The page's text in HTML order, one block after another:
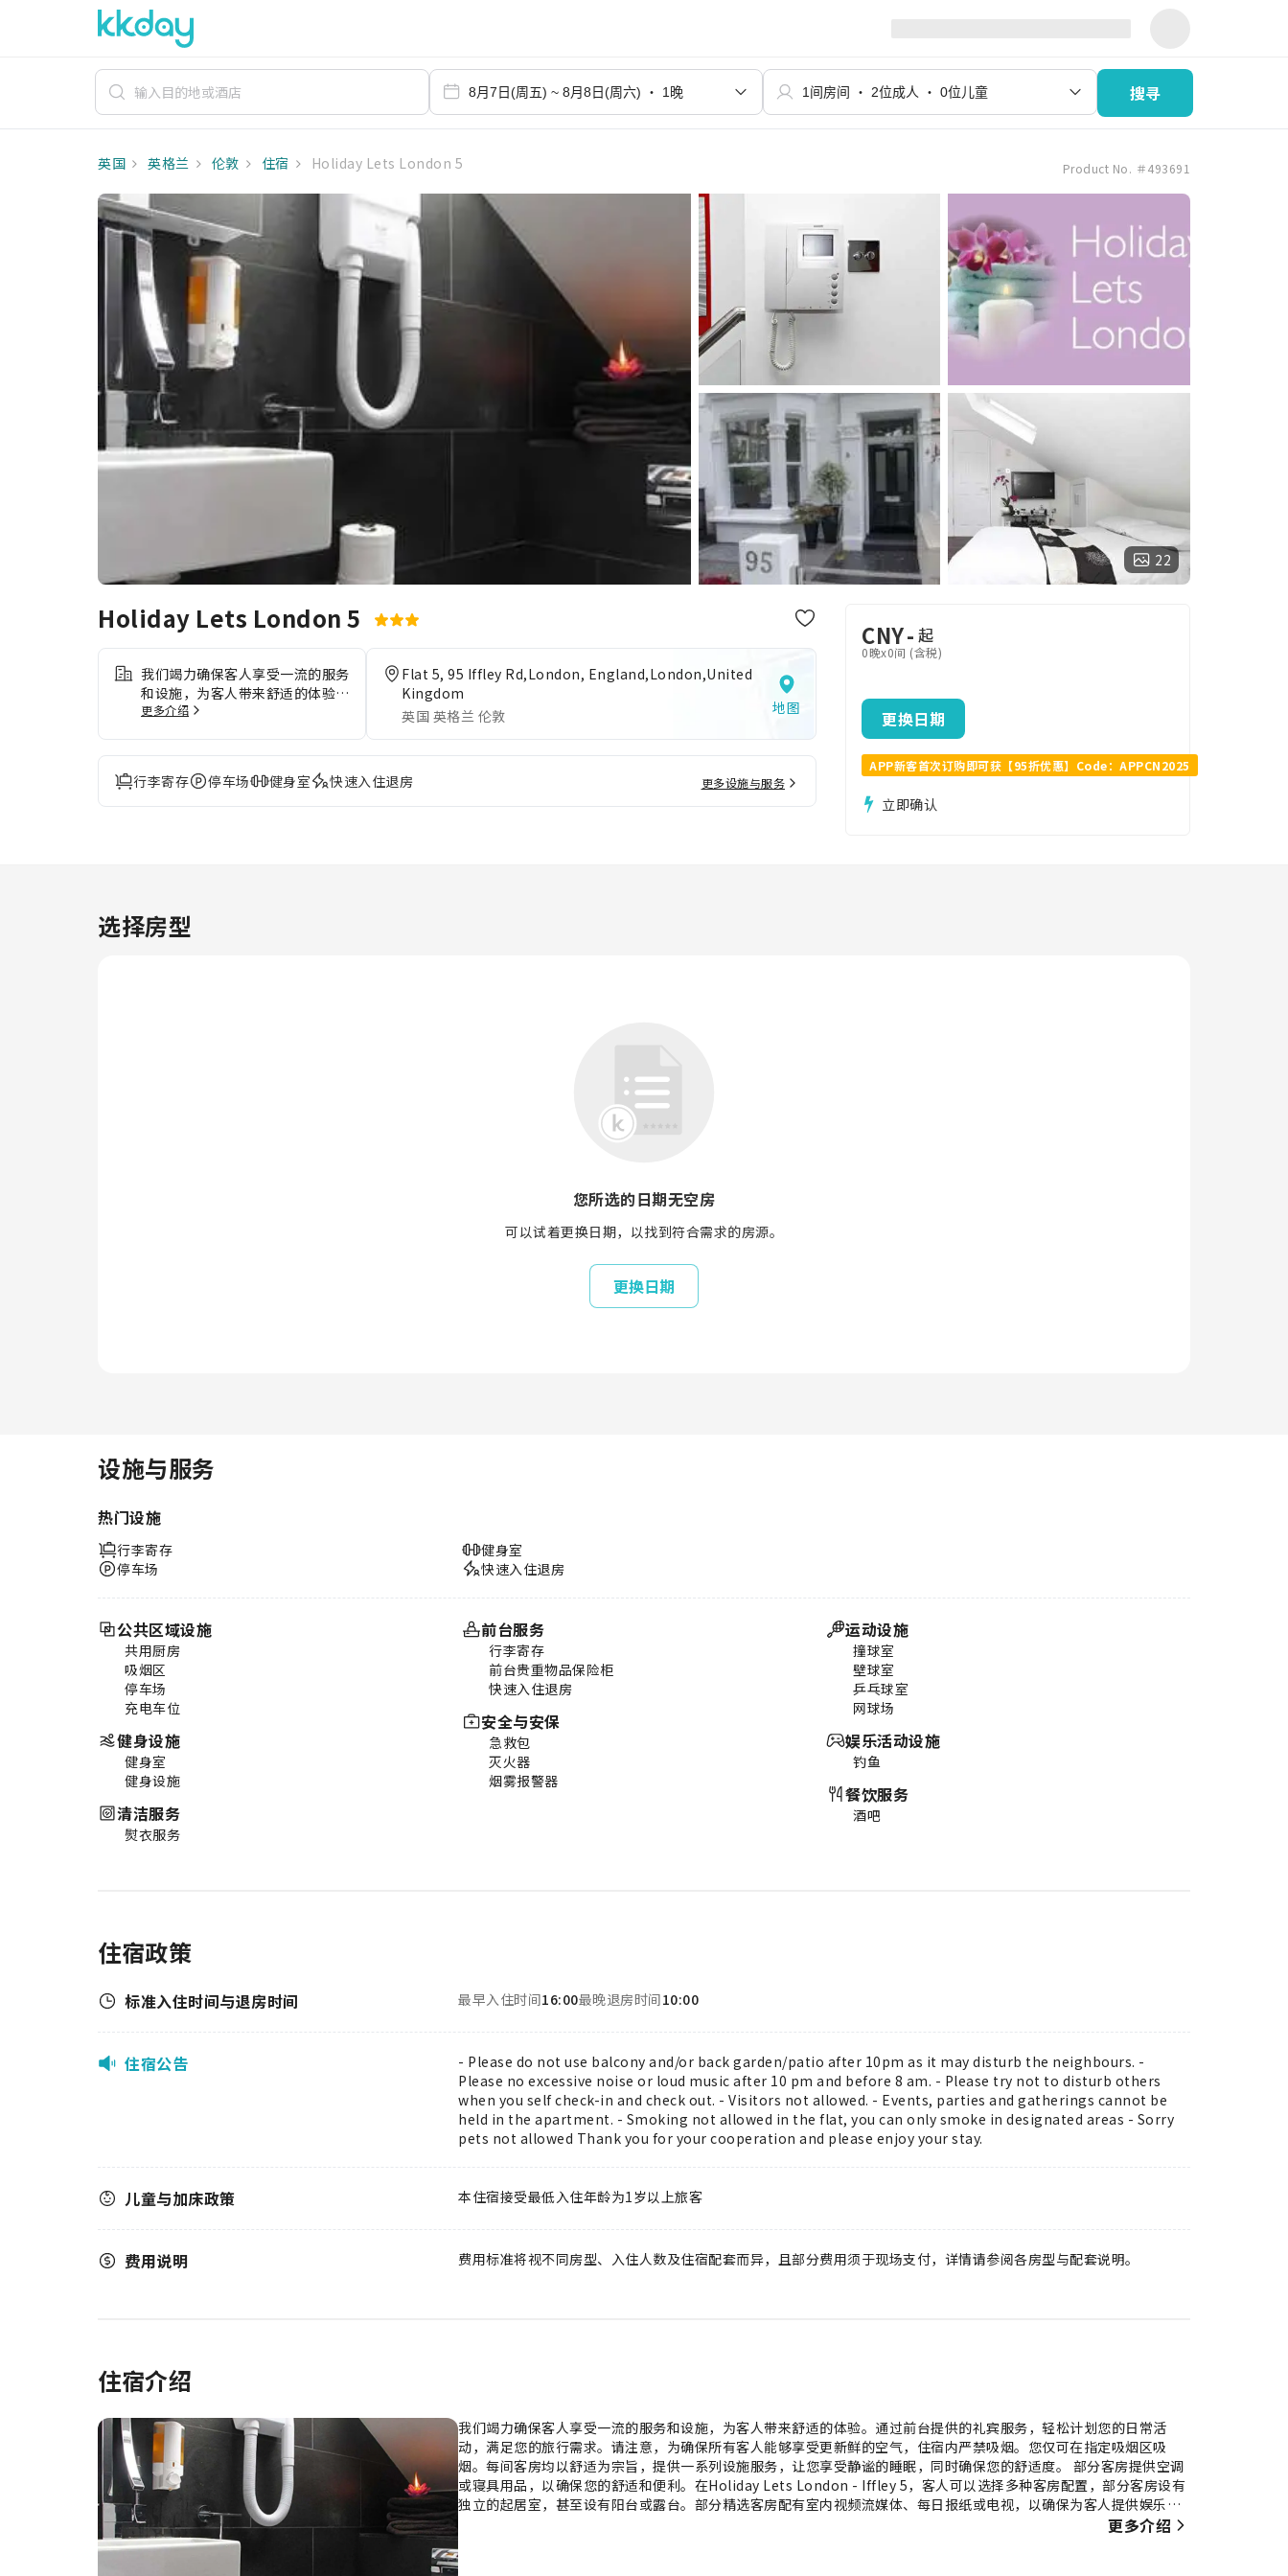
搜寻
英国 英格兰 伦敦 住宿 Holiday Lets London 5 Product No. ＃493691
22
Holiday Lets London 5
我们竭力确保客人享受一流的服务
和设施，为客人带来舒适的体验。
通过前台提供的礼宾服务，轻松计
求。请注意，为确保所有客人能够
享受更新鲜的空气，住宿内严禁吸
烟。您仅可在指定吸烟区吸烟。每
间客房均以舒适为宗旨，提供一系
以选择多种客房配置，部分客房设
有独立的起居室，甚至设有阳台或
更多介绍
Flat 5, 95 Iffley Rd,London, England,London,United
Kingdom
英国 英格兰 伦敦
地图
行李寄存 停车场 健身室 快速入住退房 更多设施与服务
CNY- 起
0晚x0间 (含税)
更换日期
APP新客首次订购即可获【95折优惠】Code：APPCN2025
立即确认
选择房型
您所选的日期无空房
可以试着更换日期，以找到符合需求的房源。
更换日期
设施与服务
热门设施
行李寄存
停车场
健身室
快速入住退房
公共区域设施
共用厨房
吸烟区
停车场
充电车位
健身设施
健身室
健身设施
清洁服务
熨衣服务
前台服务
行李寄存
前台贵重物品保险柜
快速入住退房
安全与安保
急救包
灭火器
烟雾报警器
运动设施
撞球室
壁球室
乒乓球室
网球场
娱乐活动设施
钓鱼
餐饮服务
酒吧
住宿政策
标准入住时间与退房时间 最早入住时间16:00最晚退房时间10:00
住宿公告
- Please do not use balcony and/or back garden/patio after 10pm as it may disturb the neighbours. -
Please no excessive noise or loud music after 10 pm and before 8 am. - Please try not to disturb others
when you self check-in and check out. - Visitors not allowed. - Events, parties and gatherings cannot be
held in the apartment. - Smoking not allowed in the flat, you can only smoke in designated areas - Sorry
pets not allowed Thank you for your cooperation and please enjoy your stay.
儿童与加床政策 本住宿接受最低入住年龄为1岁以上旅客
费用说明 费用标准将视不同房型、入住人数及住宿配套而异，且部分费用须于现场支付，详情请参阅各房型与配套说明。
住宿介绍
我们竭力确保客人享受一流的服务和设施，为客人带来舒适的体验。通过前台提供的礼宾服务，轻松计划您的日常活
动，满足您的旅行需求。请注意，为确保所有客人能够享受更新鲜的空气，住宿内严禁吸烟。您仅可在指定吸烟区吸
烟。每间客房均以舒适为宗旨，提供一系列设施服务，让您享受静谧的睡眠，同时确保您的舒适度。 部分客房提供空调
或寝具用品，以确保您的舒适和便利。在Holiday Lets London - Iffley 5，客人可以选择多种客房配置，部分客房设有
独立的起居室，甚至设有阳台或露台。部分精选客房配有室内视频流媒体、每日报纸或电视，以确保为客人提供娱乐。
部分客房配备了冲泡咖啡或茶的器具，您的饮用需求一定会得到满足。值得注意的是，部分客房浴室配有浴袍、毛巾或
更多介绍